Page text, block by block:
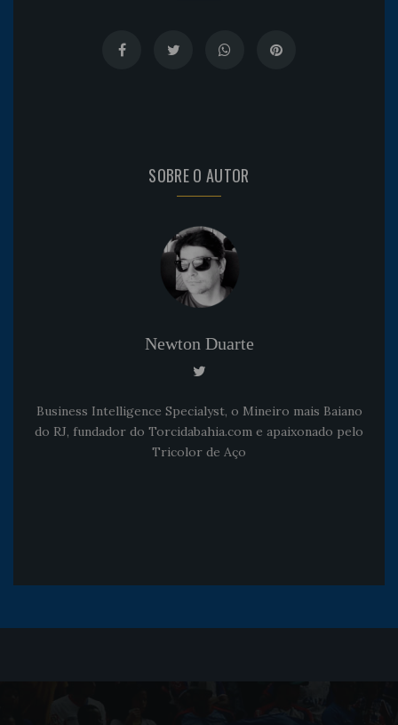
SOBRE O AUTOR
Newton Duarte
Business Intelligence Specialyst, o Mineiro mais Baiano
do RJ, fundador do Torcidabahia.com e apaixonado pelo
Tricolor de Aço